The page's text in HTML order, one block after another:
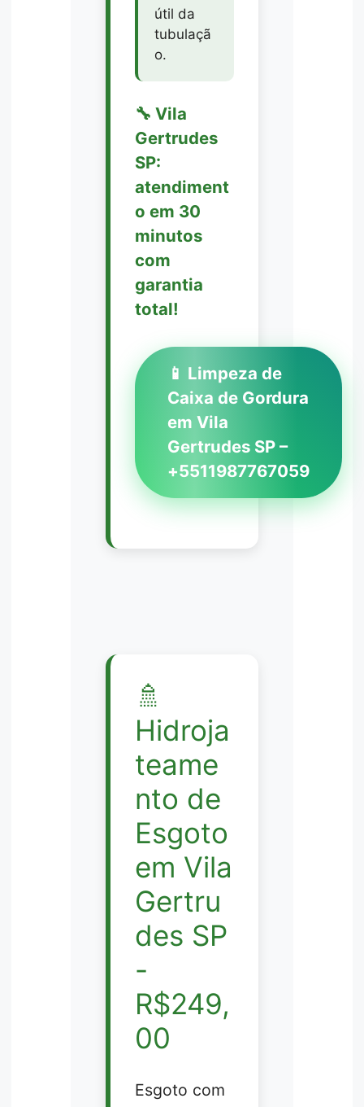
útil da
tubulaçã
o.
🔧 Vila
Gertrudes
SP:
atendiment
o em 30
minutos
com
garantia
total!
📱 Limpeza de
Caixa de Gordura
em Vila
Gertrudes SP –
+5511987767059
🚿
Hidroja
teame
nto de
Esgoto
em Vila
Gertru
des SP
-
R$249,
00
Esgoto com